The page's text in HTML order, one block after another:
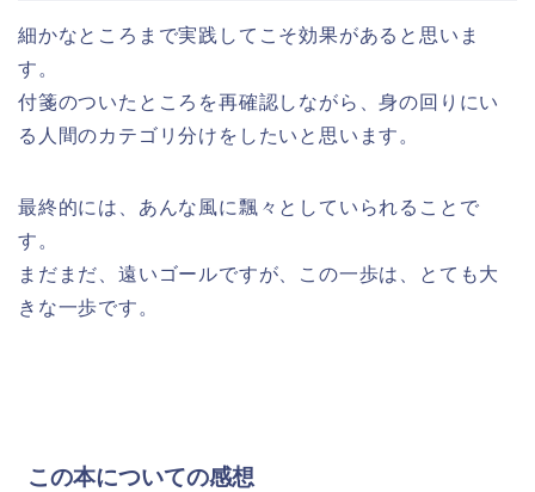
細かなところまで実践してこそ効果があると思いま
す。
付箋のついたところを再確認しながら、身の回りにい
る人間のカテゴリ分けをしたいと思います。
最終的には、あんな風に飄々としていられることで
す。
まだまだ、遠いゴールですが、この一歩は、とても大
きな一歩です。
この本についての感想